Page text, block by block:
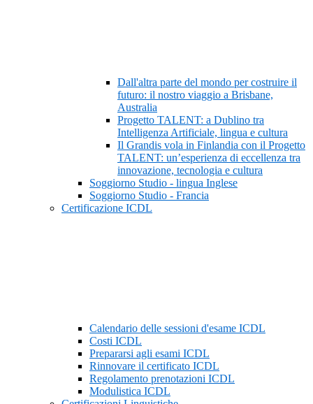
Dall'altra parte del mondo per costruire il
futuro: il nostro viaggio a Brisbane,
Australia
Progetto TALENT: a Dublino tra
Intelligenza Artificiale, lingua e cultura
Il Grandis vola in Finlandia con il Progetto
TALENT: un’esperienza di eccellenza tra
innovazione, tecnologia e cultura
Soggiorno Studio - lingua Inglese
Soggiorno Studio - Francia
Certificazione ICDL
Calendario delle sessioni d'esame ICDL
Costi ICDL
Prepararsi agli esami ICDL
Rinnovare il certificato ICDL
Regolamento prenotazioni ICDL
Modulistica ICDL